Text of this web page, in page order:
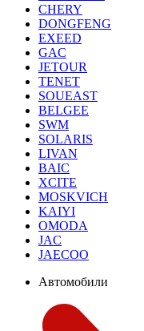
CHERY
DONGFENG
EXEED
GAC
JETOUR
TENET
SOUEAST
BELGEE
SWM
SOLARIS
LIVAN
BAIC
XCITE
MOSKVICH
KAIYI
OMODA
JAC
JAECOO
Автомобили